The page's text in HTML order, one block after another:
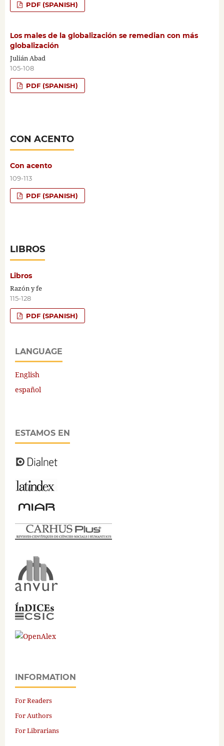
PDF (SPANISH)
Los males de la globalización se remedian con más
globalización
Julián Abad
105-108
PDF (SPANISH)
CON ACENTO
Con acento
109-113
PDF (SPANISH)
LIBROS
Libros
Razón y fe
115-128
PDF (SPANISH)
LANGUAGE
English
español
ESTAMOS EN
INFORMATION
For Readers
For Authors
For Librarians